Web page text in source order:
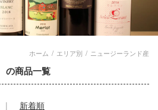
ホーム エリア別 ニュージーランド産
の商品一覧
新着順